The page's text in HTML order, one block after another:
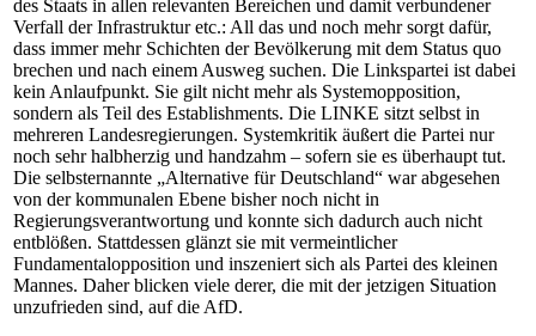
des Staats in allen relevanten Bereichen und damit verbundener
Verfall der Infrastruktur etc.: All das und noch mehr sorgt dafür,
dass immer mehr Schichten der Bevölkerung mit dem Status quo
brechen und nach einem Ausweg suchen. Die Linkspartei ist dabei
kein Anlaufpunkt. Sie gilt nicht mehr als Systemopposition,
sondern als Teil des Establishments. Die LINKE sitzt selbst in
mehreren Landesregierungen. Systemkritik äußert die Partei nur
noch sehr halbherzig und handzahm – sofern sie es überhaupt tut.
Die selbsternannte „Alternative für Deutschland“ war abgesehen
von der kommunalen Ebene bisher noch nicht in
Regierungsverantwortung und konnte sich dadurch auch nicht
entblößen. Stattdessen glänzt sie mit vermeintlicher
Fundamentalopposition und inszeniert sich als Partei des kleinen
Mannes. Daher blicken viele derer, die mit der jetzigen Situation
unzufrieden sind, auf die AfD.